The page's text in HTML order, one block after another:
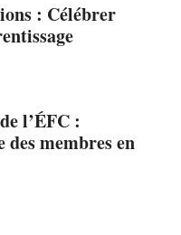
: Célébrer
l’ÉFC :
membres en